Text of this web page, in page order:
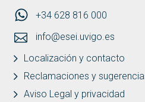
+34 628 816 000
info@esei.uvigo.es
Localización y contacto
Reclamaciones y
Aviso Legal y privacidad